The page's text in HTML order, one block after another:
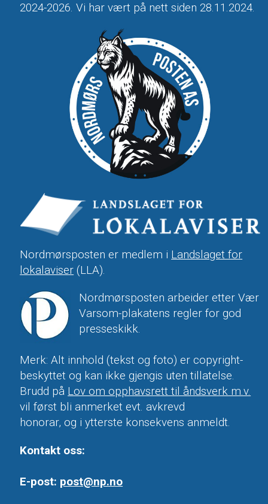
2024-2026. Vi har vært på nett siden 28.11.2024.
Nordmørsposten er medlem i Landslaget for
lokalaviser (LLA).
Nordmørsposten arbeider etter Vær
Varsom-plakatens regler for god
presseskikk.
Merk: Alt innhold (tekst og foto) er copyright-
beskyttet og kan ikke gjengis uten tillatelse.
Brudd på Lov om opphavsrett til åndsverk m.v.
vil først bli anmerket evt. avkrevd
honorar, og i ytterste konsekvens anmeldt.
Kontakt oss:
E-post: post@np.no